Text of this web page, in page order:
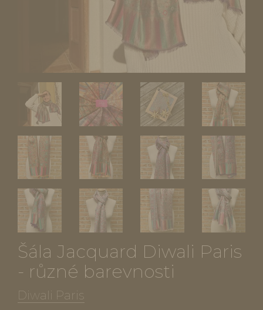
Šála Jacquard Diwali Paris
- různé barevnosti
Diwali Paris